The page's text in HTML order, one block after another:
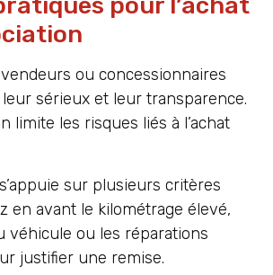
ou concessionnaires
sérieux et leur transparence.
limite les risques liés à l’achat
sur plusieurs critères
en avant le kilométrage élevé,
véhicule ou les réparations
justifier une remise.